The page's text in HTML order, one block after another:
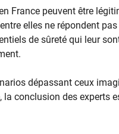
France peuvent être
elles ne répondent pas
de sûreté qui leur
dépassant ceux
la conclusion des experts